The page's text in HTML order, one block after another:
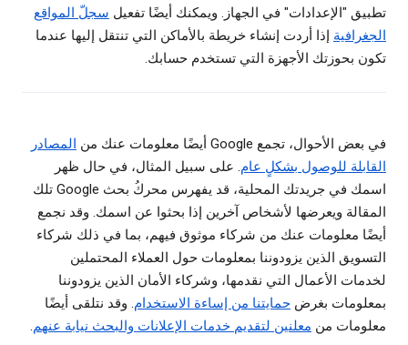
تطبيق "الإعدادات" في الجهاز. ويمكنك أيضًا تفعيل سجلّ المواقع
الجغرافية إذا أردت إنشاء خريطة بالأماكن التي تنتقل إليها عندما
تكون بحوزتك الأجهزة التي تستخدم حسابك.
في بعض الأحوال، تجمع Google أيضًا معلومات عنك من
المصادر
القابلة للوصول بشكلٍ عام. على سبيل المثال، في حال ظهر
اسمك في جريدتك المحلية، قد يفهرس محركُ بحث Google تلك
المقالة ويعرضها لأشخاص آخرين إذا بحثوا عن اسمك. وقد نجمع
أيضًا معلومات عنك من شركاء موثوق فيهم، بما في ذلك شركاء
التسويق الذين يزودوننا بمعلومات حول العملاء المحتملين
لخدمات الأعمال التي نقدمها، وشركاء الأمان الذين يزودوننا
بمعلومات بغرض حمايتنا من إساءة الاستخدام. وقد نتلقى أيضًا
معلومات من معلنين لتقديم خدمات الإعلانات والبحث نيابة عنهم.